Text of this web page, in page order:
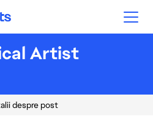
Artist
despre post